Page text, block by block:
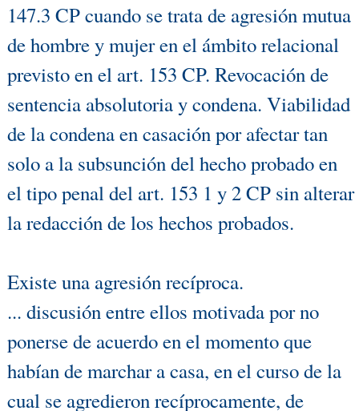
147.3 CP cuando se trata de agresión mutua
de hombre y mujer en el ámbito relacional
previsto en el art. 153 CP. Revocación de
sentencia absolutoria y condena. Viabilidad
de la condena en casación por afectar tan
solo a la subsunción del hecho probado en
el tipo penal del art. 153 1 y 2 CP sin alterar
la redacción de los hechos probados.
Existe una agresión recíproca.
... discusión entre ellos motivada por no
ponerse de acuerdo en el momento que
habían de marchar a casa, en el curso de la
cual se agredieron recíprocamente, de